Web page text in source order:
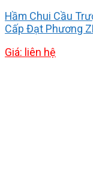
Hầm Chui Cầu
Cấp Đạt Phương
Giá: liên hệ